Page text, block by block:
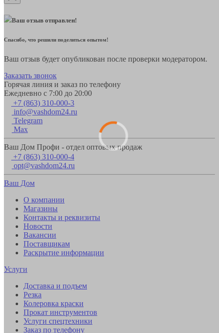
Ваш отзыв отправлен!
Спасибо, что решили поделиться опытом!
Ваш отзыв будет опубликован после проверки модератором.
Заказать звонок
Горячая линия и заказ по телефону
Ежедневно с 7:00 до 20:00
+7 (863) 310-000-3
info@vashdom24.ru
Telegram
Max
Ваш Дом Профи - отдел оптовых продаж
+7 (863) 310-000-4
opt@vashdom24.ru
Ваш Дом
О компании
Магазины
Контакты и реквизиты
Новости
Вакансии
Поставщикам
Раскрытие информации
Услуги
Доставка и подъем
Резка
Колеровка краски
Прокат инструментов
Услуги спецтехники
Заказ по телефону